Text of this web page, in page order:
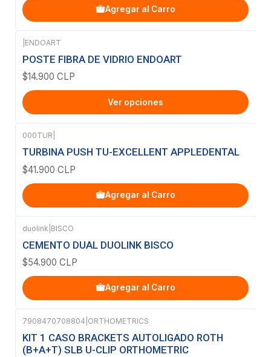
Agregar al Carro
ENDOART
POSTE FIBRA DE VIDRIO ENDOART
$14.900 CLP
Ver opciones
000TUR
TURBINA PUSH TU-EXCELLENT APPLEDENTAL
$41.900 CLP
Agregar al Carro
duolink BISCO
CEMENTO DUAL DUOLINK BISCO
$54.900 CLP
Agregar al Carro
Agotado
7908470708804 ORTHOMETRICS
KIT 1 CASO BRACKETS AUTOLIGADO ROTH
(B+A+T) SLB U-CLIP ORTHOMETRIC